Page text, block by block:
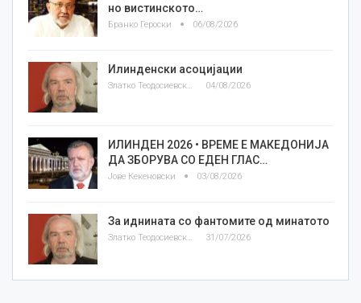
но вистинското…
Бранко Героски 06/08/2026
Илинденски асоцијации
04/08/2026
ИЛИНДЕН 2026 • ВРЕМЕ Е МАКЕДОНИЈА
ДА ЗБОРУВА СО ЕДЕН ГЛАС…
Јове Кекеновски 03/08/2026
За иднината со фантомите од минатото
Златко Теодосиевски 31/07/2026